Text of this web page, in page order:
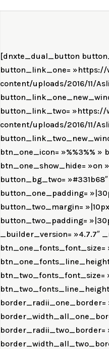
[dnxte_dual_button
button_link_one= »https://
content/uploads/2016/11/
button_link_two= »https://
content/uploads/2016/11/
btn_one_icon= »%%3%%
btn_one_show_hide= »on
button_bg_two=
button_one_padding=
button_two_margin=
button_two_padding=
_builder_version=
btn_one_fonts_font_size=
btn_two_fonts_font_size=
border_radii_one_border=
border_radii_two_border=